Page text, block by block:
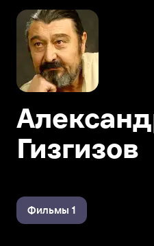
Гизгизов
Фильмы 1